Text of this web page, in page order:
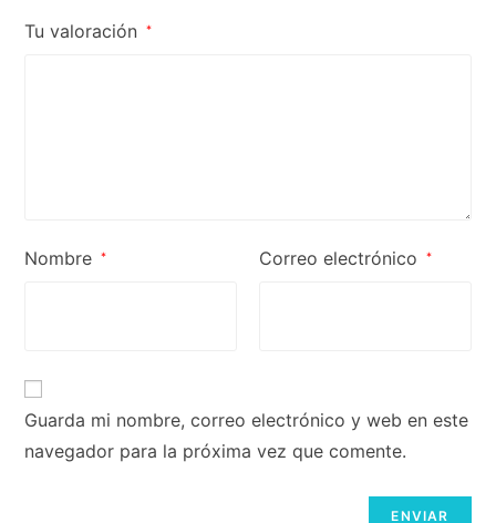
Tu valoración *
Nombre * Correo electrónico *
Guarda mi nombre, correo electrónico y web en este
navegador para la próxima vez que comente.